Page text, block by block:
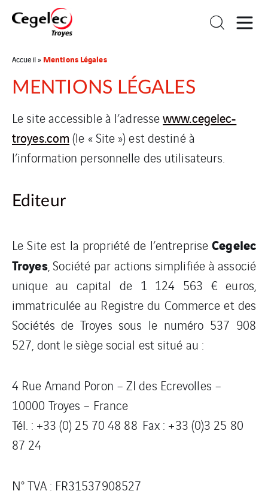
Accueil» Mentions Légales
MENTIONS LÉGALES
Le site accessible à l’adressewww.cegelec-
troyes.com (le « Site ») est destiné à
l’information personnelle des utilisateurs.
Editeur
Le Site est la propriété de l’entrepriseCegelec
Troyes, Société par actions simplifiée à associé
unique au capital de 1 124 563 € euros,
immatriculée au Registre du Commerce et des
Sociétés de Troyes sous le numéro 537 908
527, dont le siège social est situé au :
4 Rue Amand Poron – ZI des Ecrevolles –
10000 Troyes – France
Tél. : +33 (0) 25 70 48 88 Fax : +33 (0)3 25 80
87 24
N° TVA : FR31537908527